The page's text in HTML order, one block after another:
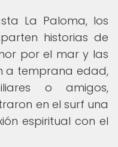
La Paloma, los
historias de
por el mar y las
a temprana edad,
o amigos,
en el surf una
espiritual con el